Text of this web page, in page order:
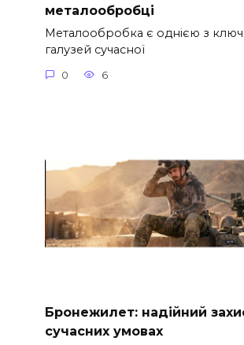
металообробці
Металообробка є однією з
галузей сучасної
0 6
Бронежилет: надійний
сучасних умовах